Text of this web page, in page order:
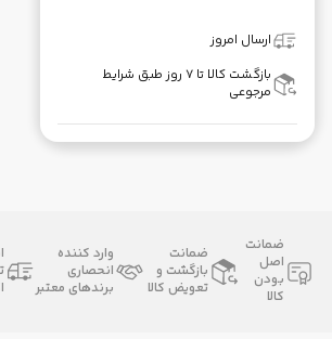
ارسال امروز
بازگشت کالا تا ۷ روز طبق شرایط
مرجوعی
ضمانت
اصل
بودن
کالا
ضمانت
بازگشت و
تعویض کالا
وارد کننده
انحصاری
برندهای معتبر